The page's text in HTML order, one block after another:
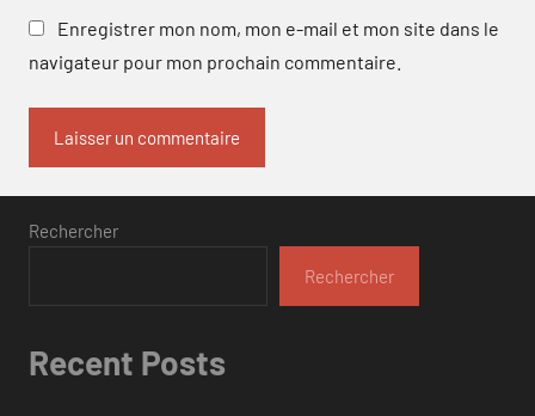
Enregistrer mon nom, mon e-mail et mon site dans le
navigateur pour mon prochain commentaire.
Rechercher
Rechercher
Recent Posts